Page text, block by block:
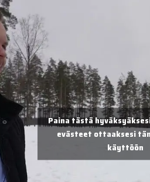
Paina tästä
evästeet ottaaksesi
käyttöön